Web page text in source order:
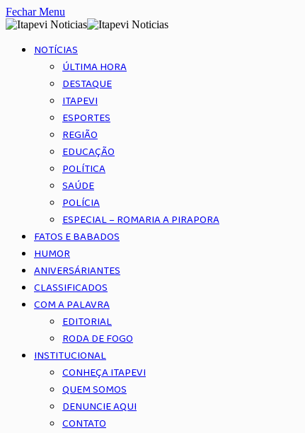
Fechar Menu
NOTÍCIAS
ÚLTIMA HORA
DESTAQUE
ITAPEVI
ESPORTES
REGIÃO
EDUCAÇÃO
POLÍTICA
SAÚDE
POLÍCIA
ESPECIAL – ROMARIA A PIRAPORA
FATOS E BABADOS
HUMOR
ANIVERSÁRIANTES
CLASSIFICADOS
COM A PALAVRA
EDITORIAL
RODA DE FOGO
INSTITUCIONAL
CONHEÇA ITAPEVI
QUEM SOMOS
DENUNCIE AQUI
CONTATO